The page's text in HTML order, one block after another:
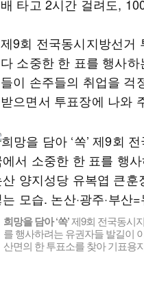
배 타고 2시간 걸려도,
제9회 전국동시지방선거
다 소중한 한 표를 행사
들이 손주들의 취업을 걱
받으면서 투표장에 나와
희망을 담아 ‘쏙’제9회 전국동시
를 행사하려는 유권자들 발길이
산면의 한 투표소를 찾아 기표용